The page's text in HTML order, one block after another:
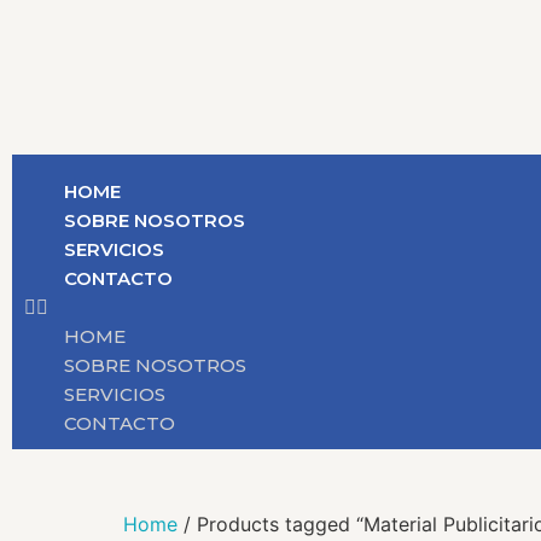
HOME
SOBRE NOSOTROS
SERVICIOS
CONTACTO
HOME
SOBRE NOSOTROS
SERVICIOS
CONTACTO
Home / Products tagged “Material